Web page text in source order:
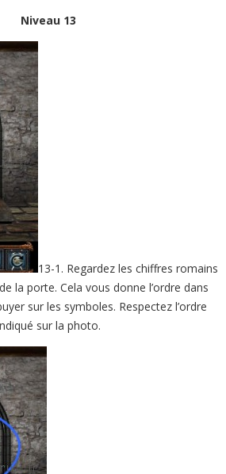
Niveau 13
13-1. Regardez les chiffres romains
la porte. Cela vous donne l’ordre dans
sur les symboles. Respectez l’ordre
sur la photo.